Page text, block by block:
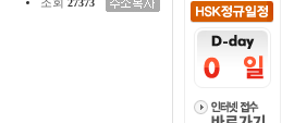
27373